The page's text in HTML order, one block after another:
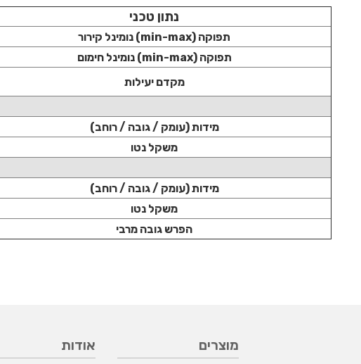
נתון טכני
תפוקה (min-max) נומינל קירור
תפוקה (min-max) נומינל חימום
מקדם יעילות
מידות (עומק / גובה / רוחב)
משקל נטו
מידות (עומק / גובה / רוחב)
משקל נטו
הפרש גובה מרבי
מוצרים אודות